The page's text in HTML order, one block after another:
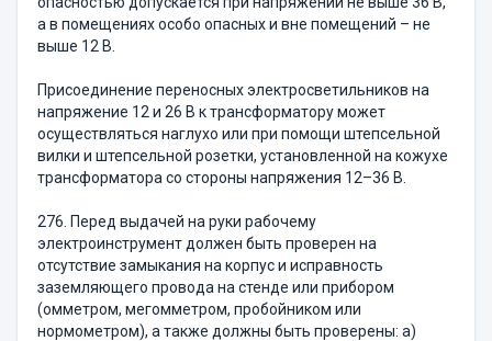
а в помещениях особо опасных и вне помещений – не
выше 12 В.
Присоединение переносных электросветильников на
напряжение 12 и 26 В к трансформатору может
осуществляться наглухо или при помощи штепсельной
вилки и штепсельной розетки, установленной на кожухе
трансформатора со стороны напряжения 12–36 В.
276. Перед выдачей на руки рабочему
электроинструмент должен быть проверен на
отсутствие замыкания на корпус и исправность
заземляющего провода на стенде или прибором
(омметром, мегомметром, пробойником или
нормометром), а также должны быть проверены: а)